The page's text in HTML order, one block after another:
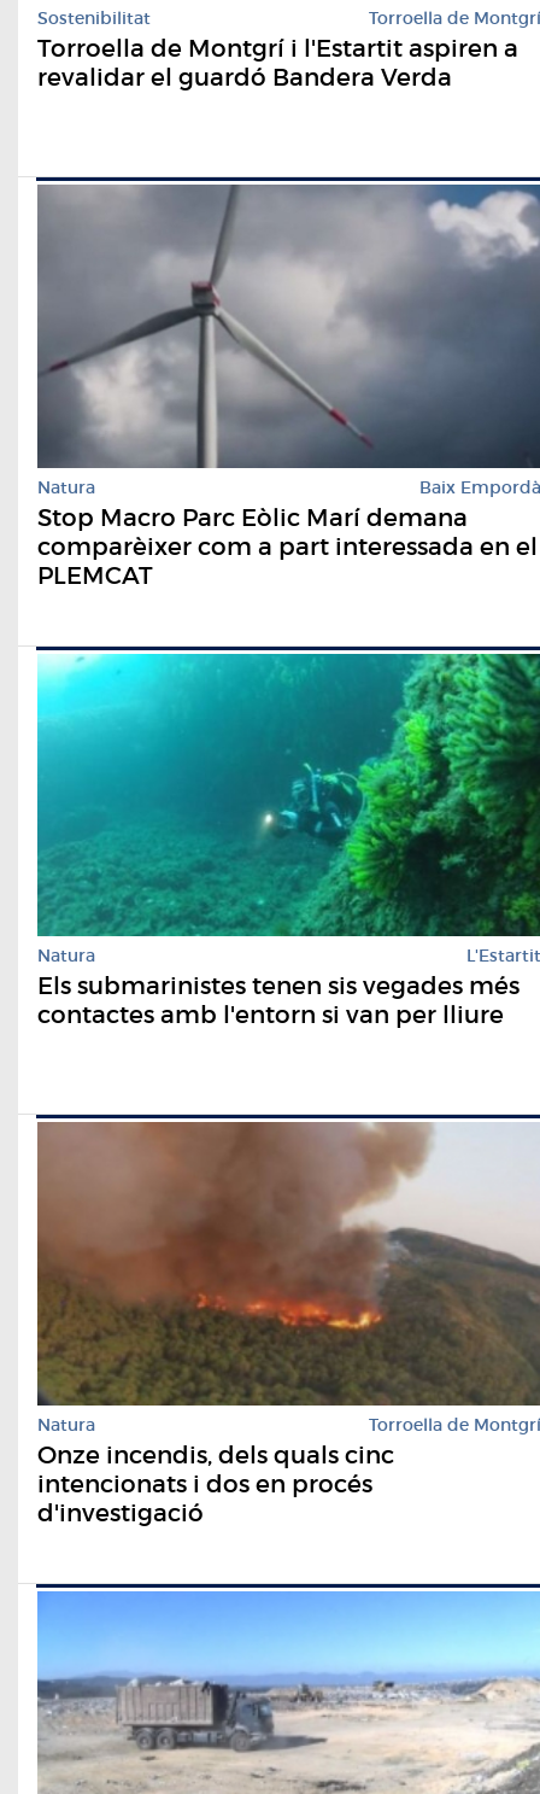
Sostenibilitat Torroella de Montgrí
Torroella de Montgrí i l'Estartit aspiren a
revalidar el guardó Bandera Verda
Natura Baix Empordà
Stop Macro Parc Eòlic Marí demana
comparèixer com a part interessada en el
PLEMCAT
Natura L'Estartit
Els submarinistes tenen sis vegades més
contactes amb l'entorn si van per lliure
Natura Torroella de Montgrí
Onze incendis, dels quals cinc
intencionats i dos en procés
d'investigació